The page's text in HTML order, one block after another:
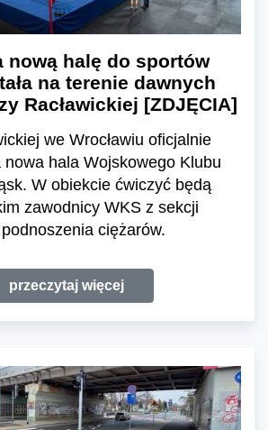
nową halę do sportów
na terenie dawnych
Racławickiej [ZDJĘCIA]
we Wrocławiu oficjalnie
nowa hala Wojskowego Klubu
W obiekcie ćwiczyć będą
zawodnicy WKS z sekcji
ciężarów.
przeczytaj więcej